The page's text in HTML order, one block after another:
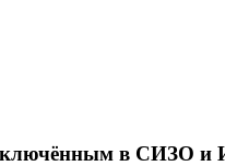
в СИЗО и